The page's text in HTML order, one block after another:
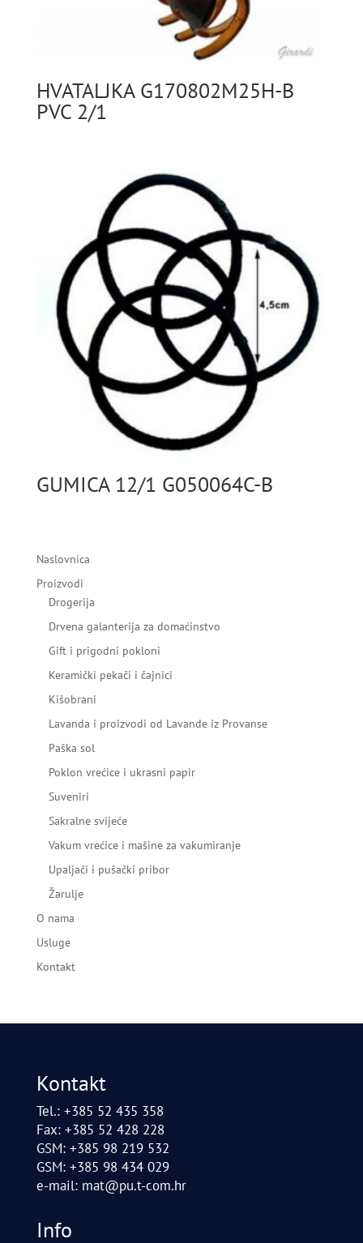
HVATALJKA G170802M25H-B
PVC 2/1
GUMICA 12/1 G050064C-B
Naslovnica
Proizvodi
Drogerija
Drvena galanterija za domaćinstvo
Gift i prigodni pokloni
Keramički pekači i čajnici
Kišobrani
Lavanda i proizvodi od Lavande iz Provanse
Paška sol
Poklon vrećice i ukrasni papir
Suveniri
Sakralne svijeće
Vakum vrećice i mašine za vakumiranje
Upaljači i pušački pribor
Žarulje
O nama
Usluge
Kontakt
Kontakt
Tel.: +385 52 435 358
Fax: +385 52 428 228
GSM: +385 98 219 532
GSM: +385 98 434 029
e-mail: mat@pu.t-com.hr
Info